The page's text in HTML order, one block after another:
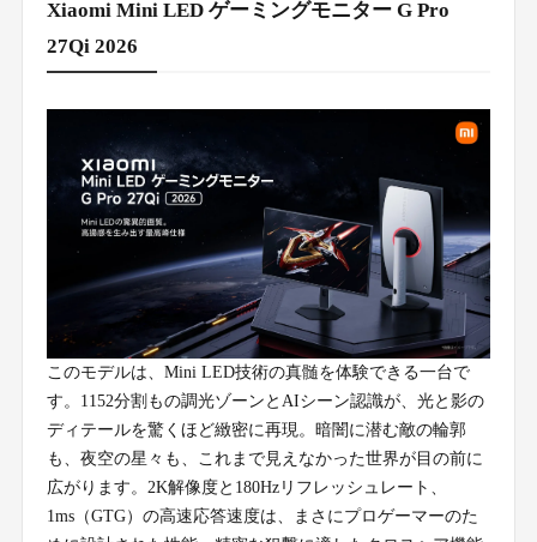
Xiaomi Mini LED ゲーミングモニター G Pro
27Qi 2026
このモデルは、Mini LED技術の真髄を体験できる一台で
す。1152分割もの調光ゾーンとAIシーン認識が、光と影の
ディテールを驚くほど緻密に再現。暗闇に潜む敵の輪郭
も、夜空の星々も、これまで見えなかった世界が目の前に
広がります。2K解像度と180Hzリフレッシュレート、
1ms（GTG）の高速応答速度は、まさにプロゲーマーのた